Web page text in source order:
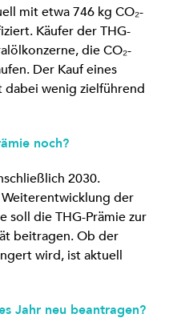
mit etwa 746 kg CO₂-
Käufer der THG-
die CO₂-
Der Kauf eines
dabei wenig zielführend
noch?
2030.
Weiterentwicklung der
soll die THG-Prämie zur
beitragen. Ob der
wird, ist aktuell
Jahr neu beantragen?